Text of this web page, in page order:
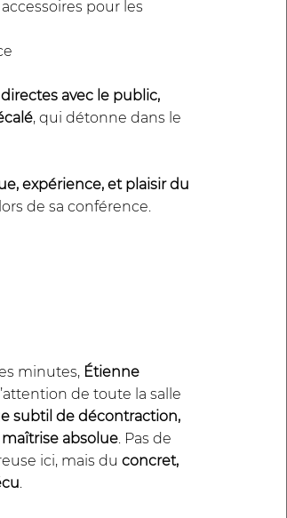
pour les
avec le public,
, qui détonne dans le
expérience, et plaisir du
de sa conférence.
minutes, Étienne
de toute la salle
subtil de décontraction,
absolue. Pas de
ici, mais du concret,
.